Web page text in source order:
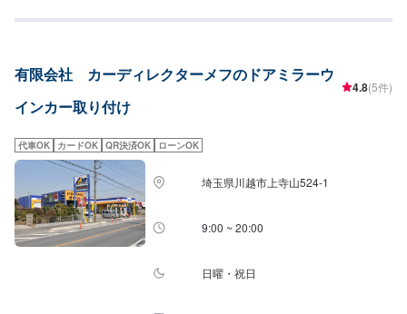
方はオファー詳細にてパーツの情報やお車の情報をお送りください。【代車
第二土曜・日曜・祝日
有限会社 カーディレクターメフのドアミラーウ
インカー取り付け
4.8(5件)
代車OK カードOK QR決済OK ローンOK
埼玉県川越市上寺山524-1
9:00 ~ 20:00
日曜・祝日